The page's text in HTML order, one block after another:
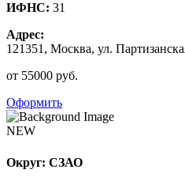
ИФНС: 31
Адрес:
121351, Москва, ул.
от 55000 руб.
Оформить
NEW
Округ: СЗАО